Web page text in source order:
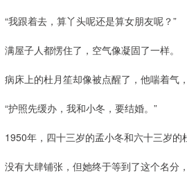
“我跟着去，算丫头呢还是算女朋友呢？”
满屋子人都愣住了，空气像凝固了一样。
病床上的杜月笙却像被点醒了，他喘着气
“护照先缓办，我和小冬，要结婚。”
1950年，四十三岁的孟小冬和六十三岁的
没有大肆铺张，但她终于等到了这个名分